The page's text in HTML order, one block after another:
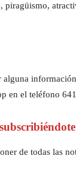
piragüismo,
en el teléfono
de todas las